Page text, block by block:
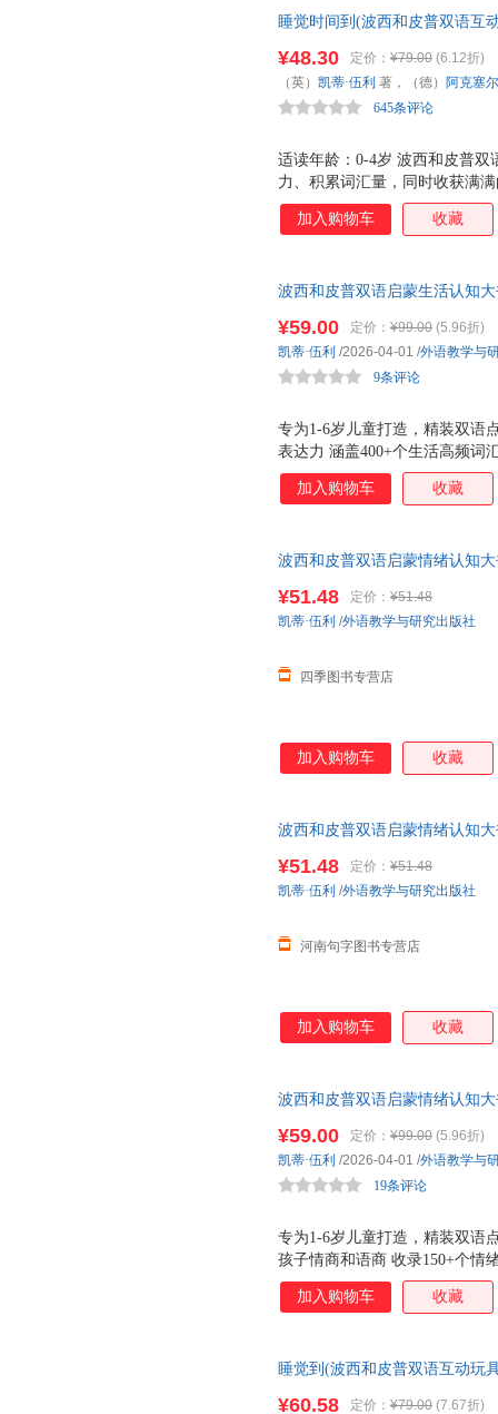
睡觉时间到(波西和皮普双语互
适读年龄：0-4岁 波西和皮普
力、积累词汇量，同时收获满
隐藏的惊喜，让每一次游戏都
三种互动玩法，玩出无穷乐趣
¥48.30 定价： ¥79.00 (6.12折)
645条评论
（英） 凯蒂·伍利 著，（德） 阿克塞
出版社
加入购物车 收藏
波西和皮普双语启蒙生活认知
专为1-6岁儿童打造，精装双语
表达力 涵盖400+个生活高频词
孩子快速搭建生活词汇库 32个
机械记忆，激发学习兴趣 绘本
英语良性互动，启蒙一步到位
¥59.00 定价： ¥99.00 (5.96折)
9条评论
凯蒂·伍利 /2026-04-01 /外语教学与
加入购物车 收藏
波西和皮普双语启蒙情绪认知
¥51.48 定价： ¥51.48
四季图书专营店
凯蒂·伍利 /外语教学与研究出版社
加入购物车 收藏
波西和皮普双语启蒙情绪认知
¥51.48 定价： ¥51.48
河南句字图书专营店
凯蒂·伍利 /外语教学与研究出版社
加入购物车 收藏
波西和皮普双语启蒙情绪认知
专为1-6岁儿童打造，精装双语
孩子情商和语商 收录150+个情
绪，帮孩子精准掌握情绪表达
情绪具象化，帮助孩子理解情
达，培养社交能力
¥59.00 定价： ¥99.00 (5.96折)
19条评论
凯蒂·伍利 /2026-04-01 /外语教学与
加入购物车 收藏
睡觉到(波西和皮普双语互动玩
¥60.58 定价： ¥79.00 (7.67折)